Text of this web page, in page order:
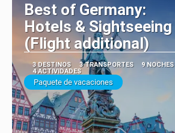
Best of Germany:
Hotels & Sightseeing
(Flight additional)
3 DESTINOS 3 TRANSPORTES
9 NOCHES
4 ACTIVIDADES
Paquete de vacaciones